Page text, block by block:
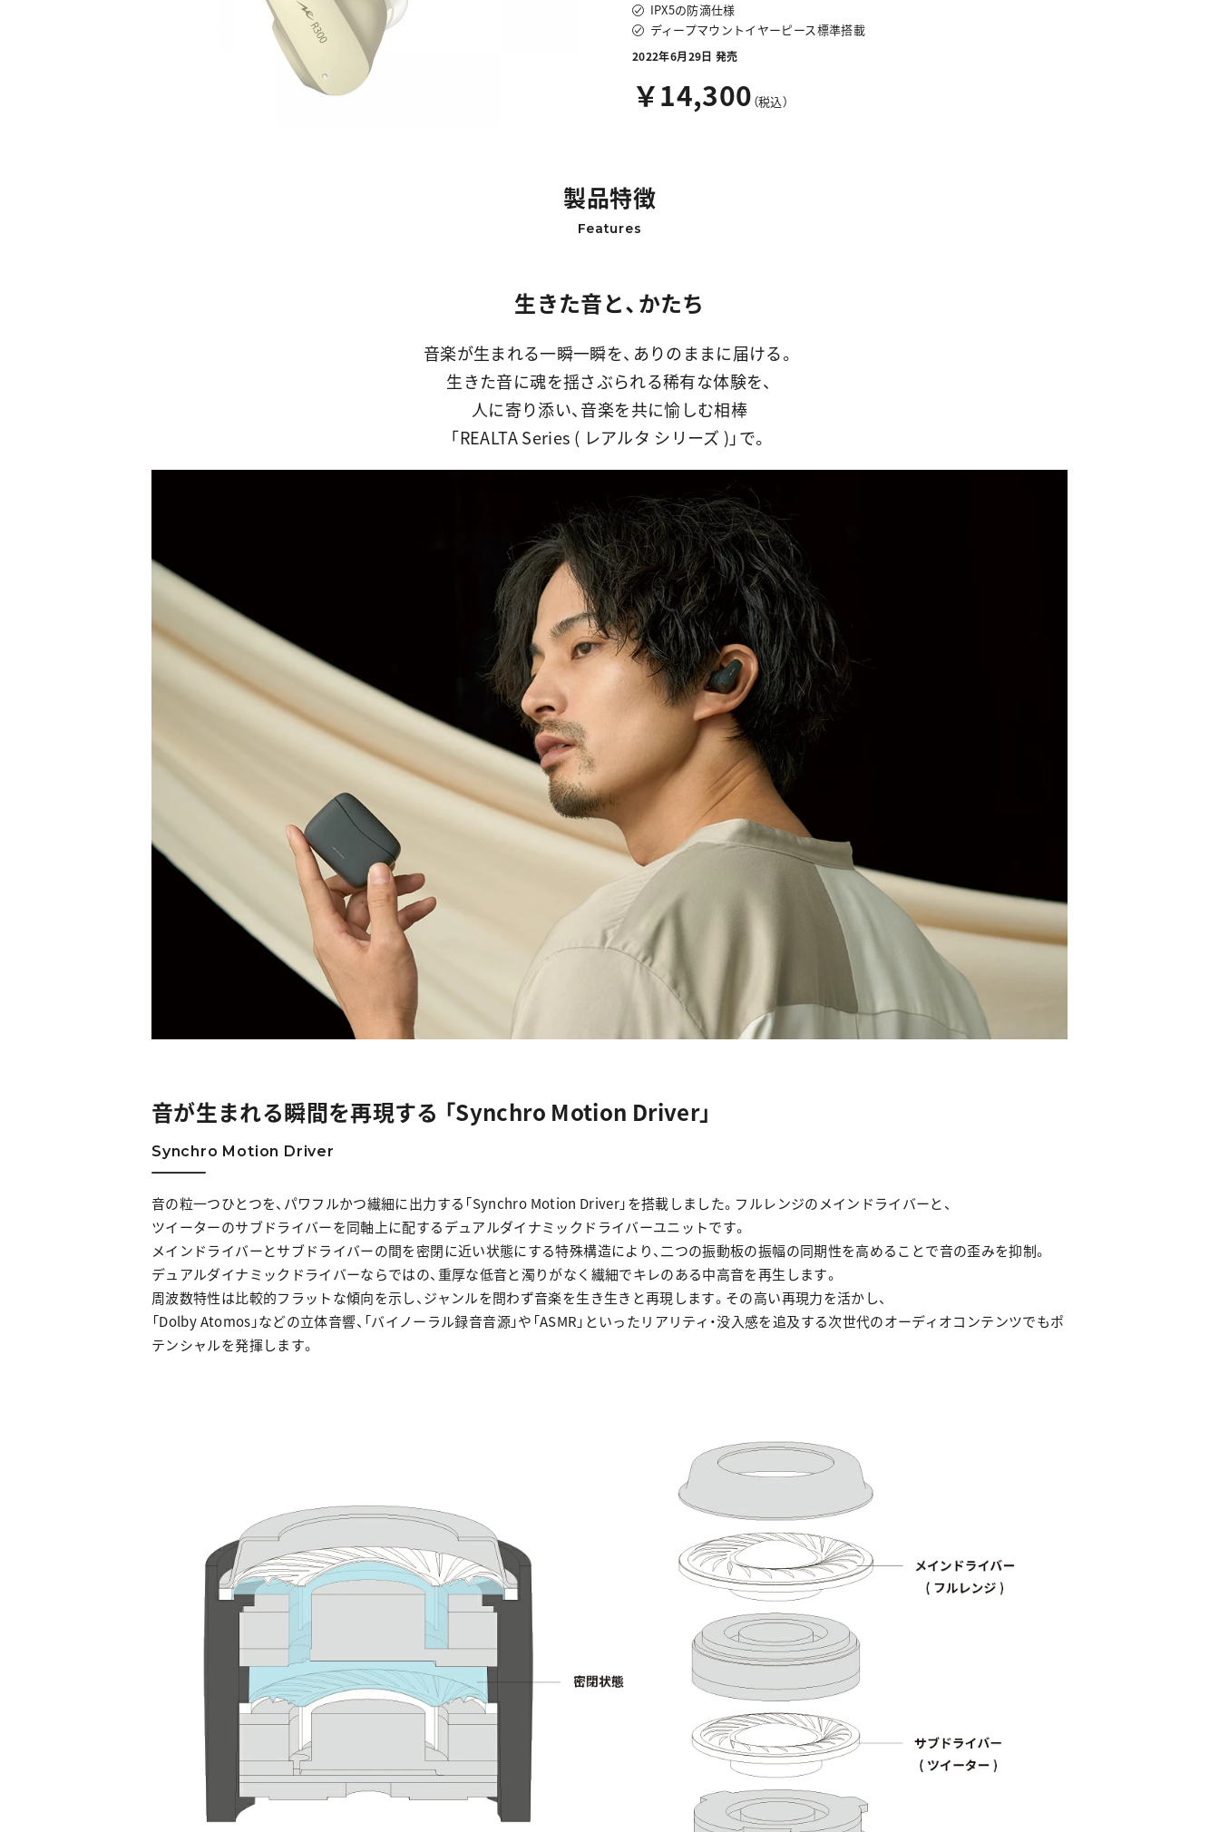
IPX5の防滴仕様
ディープマウントイヤーピース標準搭載
2022年6月29日 発売
￥14,300 （税込）
製品特徴
Features
生きた音と、かたち
音楽が生まれる一瞬一瞬を、ありのままに届ける。
生きた音に魂を揺さぶられる稀有な体験を、
人に寄り添い、音楽を共に愉しむ相棒
「REALTA Series ( レアルタ シリーズ )」で。
音が生まれる瞬間を再現する 「Synchro Motion Driver」
Synchro Motion Driver
音の粒一つひとつを、パワフルかつ繊細に出力する「Synchro Motion Driver」を搭載しました。フルレンジのメインドライバーと、
ツイーターのサブドライバーを同軸上に配するデュアルダイナミックドライバーユニットです。
メインドライバーとサブドライバーの間を密閉に近い状態にする特殊構造により、二つの振動板の振幅の同期性を高めることで音の歪みを抑制。
デュアルダイナミックドライバーならではの、重厚な低音と濁りがなく繊細でキレのある中高音を再生します。
周波数特性は比較的フラットな傾向を示し、ジャンルを問わず音楽を生き生きと再現します。その高い再現力を活かし、
「Dolby Atomos」などの立体音響、「バイノーラル録音音源」や「ASMR」といったリアリティ・没入感を追及する次世代のオーディオコンテンツでもポ
テンシャルを発揮します。
完全ワイヤレス
REALTA Series
HP-R300BT
生きた音と、かたち
LDAC対応完全ワイヤレスイヤホン
「Synchro Motion Driver」を搭載
「LDAC」対応
クリアな通話を実現する「デュアルマイクENC機能」
イヤホン管理アプリ「NeSYNC」対応
ディープマウントイヤーピース標準搭載